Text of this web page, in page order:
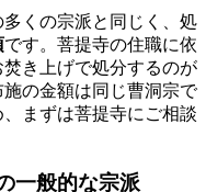
くの宗派と同じく、処
です。菩提寺の住職に依
き上げで処分するのが
の金額は同じ曹洞宗で
まずは菩提寺にご相談
一般的な宗派